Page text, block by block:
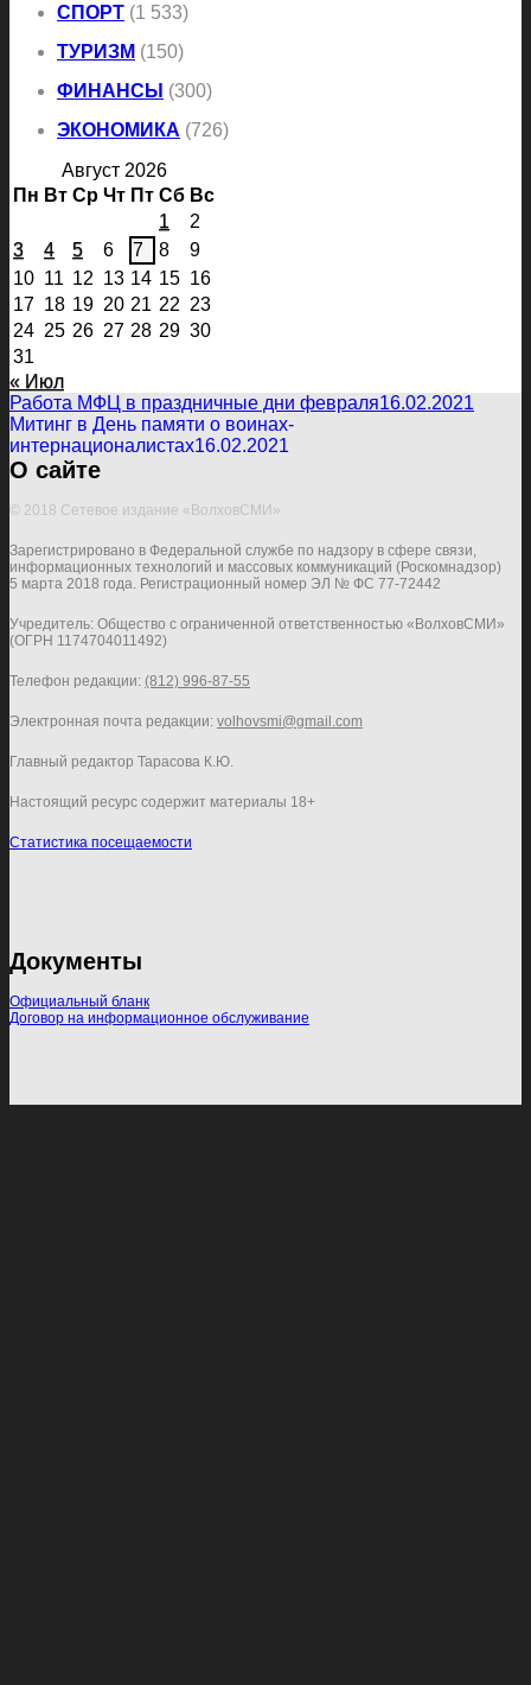
СПОРТ (1 533)
ТУРИЗМ (150)
ФИНАНСЫ (300)
ЭКОНОМИКА (726)
Август 2026
Пн Вт Ср Чт Пт Сб Вс
1
2
3
4 5 6 7 8
9
10 11 12 13 14 15 16
17 18 19 20 21 22 23
24 25 26 27 28 29 30
31
« Июл
Работа МФЦ в праздничные дни февраля16.02.2021
Митинг в День памяти о воинах-
интернационалистах16.02.2021
О сайте
© 2018 Сетевое издание «ВолховСМИ»
Зарегистрировано в Федеральной службе по надзору в сфере связи,
информационных технологий и массовых коммуникаций (Роскомнадзор)
5 марта 2018 года. Регистрационный номер ЭЛ № ФС 77-72442
Учредитель: Общество с ограниченной ответственностью «ВолховСМИ»
(ОГРН 1174704011492)
Телефон редакции: (812) 996-87-55
Электронная почта редакции: volhovsmi@gmail.com
Главный редактор Тарасова К.Ю.
Настоящий ресурс содержит материалы 18+
Статистика посещаемости
Документы
Официальный бланк
Договор на информационное обслуживание